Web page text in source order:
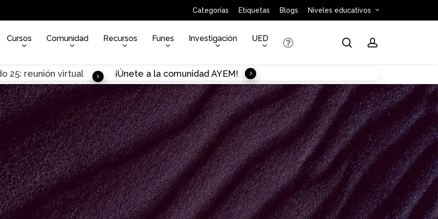
Categorías Etiquetas Blogs Niveles educativos
Cursos Comunidad Recursos Funes Investigación UED searchaccount
25: reunión virtual ¡Únete a la comunidad AYEM!